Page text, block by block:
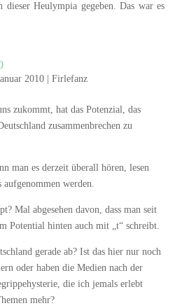
dieser Heulympia gegeben. Das war es
2010| Firlefanz
zukommt, hat das Potenzial, das
zusammenbrechen zu
man es derzeit überall hören, lesen
aufgenommen werden.
Mal abgesehen davon, dass man seit
Potential hinten auch mit „t“ schreibt.
gerade ab? Ist das hier nur noch
oder haben die Medien nach der
die ich jemals erlebt
mehr?